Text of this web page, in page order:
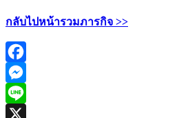
กลับไปหน้ารวมภารกิจ >>
Facebook
Messenger
Line